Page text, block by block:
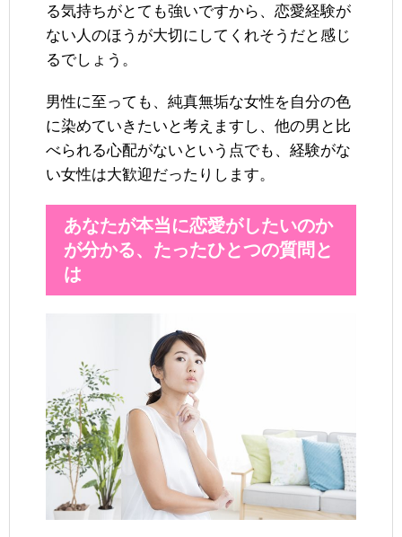
る気持ちがとても強いですから、恋愛経験が
ない人のほうが大切にしてくれそうだと感じ
るでしょう。
男性に至っても、純真無垢な女性を自分の色
に染めていきたいと考えますし、他の男と比
べられる心配がないという点でも、経験がな
い女性は大歓迎だったりします。
あなたが本当に恋愛がしたいのか
が分かる、たったひとつの質問と
は